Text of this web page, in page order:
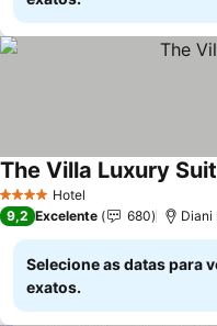
4 EstrelasHotel
The Villa Luxury
9,2 Excelente 680 Diani
Selecione as datas para
exatos.